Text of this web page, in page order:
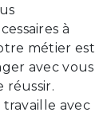
à
métier est
avec vous
réussir.
avec